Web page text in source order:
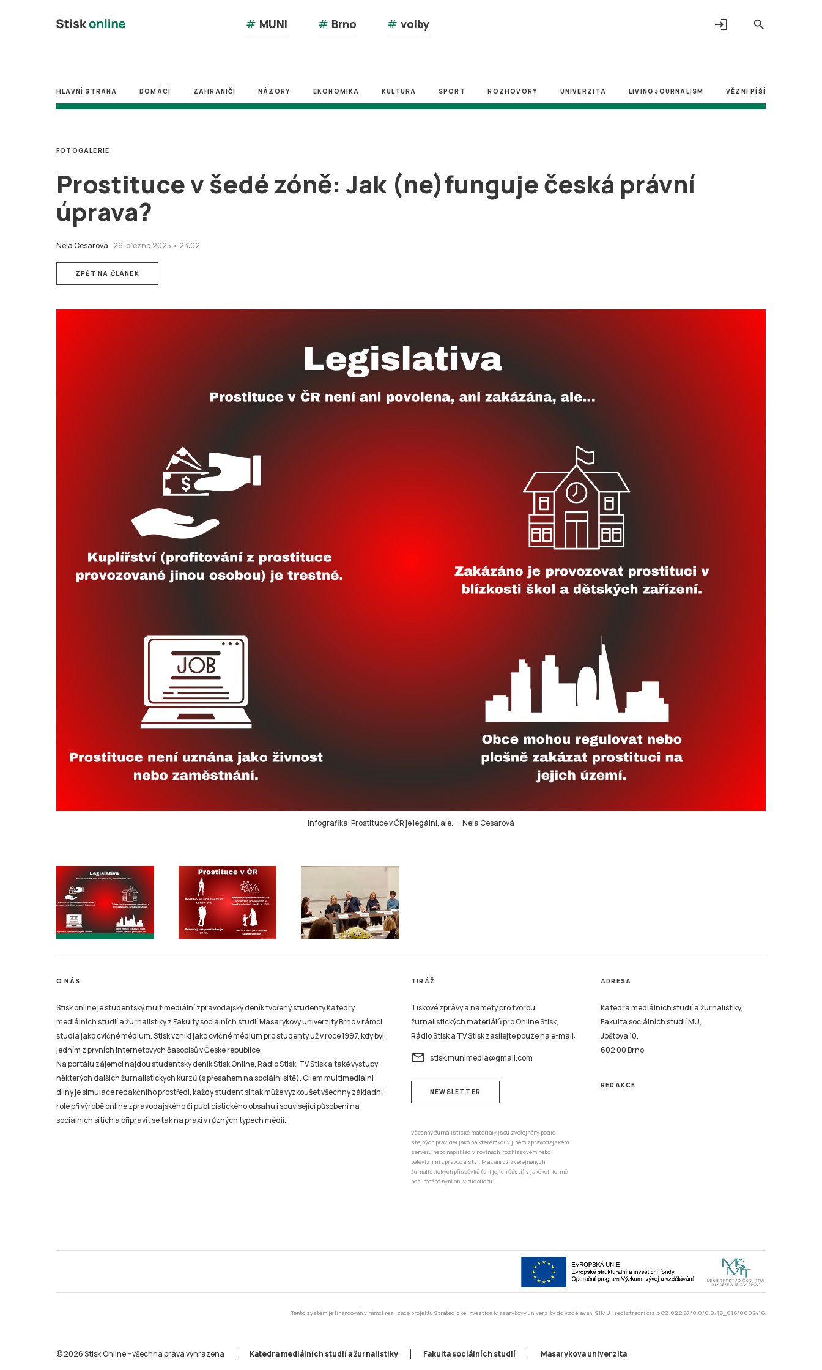
search
# MUNI # Brno # volby login
HLAVNÍ STRANA DOMÁCÍ ZAHRANIČÍ NÁZORY EKONOMIKA KULTURA SPORT ROZHOVORY UNIVERZITA LIVING JOURNALISM VĚZNI PÍŠÍ
Prostituce v šedé zóně: Jak (ne)funguje česká právní
úprava?
Nela Cesarová 26. března 2025 • 23:02
FOTOGALERIE
ZPĚT NA ČLÁNEK
Infografika: Prostituce v ČR je legální, ale...-Nela Cesarová
O NÁS
Stisk online je studentský multimediální zpravodajský deník tvořený studenty Katedry
mediálních studií a žurnalistiky z Fakulty sociálních studií Masarykovy univerzity Brno v rámci
studia jako cvičné médium. Stisk vznikl jako cvičné médium pro studenty už v roce 1997, kdy byl
jedním z prvních internetových časopisů v České republice.
Na portálu zájemci najdou studentský deník Stisk Online, Rádio Stisk, TV Stisk a také výstupy
některých dalších žurnalistických kurzů (s přesahem na sociální sítě). Cílem multimediální
dílny je simulace redakčního prostředí, každý student si tak může vyzkoušet všechny základní
role při výrobě online zpravodajského či publicistického obsahu i související působení na
sociálních sítích a připravit se tak na praxi v různých typech médií.
TIRÁŽ
Tiskové zprávy a náměty pro tvorbu
žurnalistických materiálů pro Online Stisk,
Rádio Stisk a TV Stisk zasílejte pouze na e-mail:
email stisk.munimedia@gmail.com
NEWSLETTER
Všechny žurnalistické materiály jsou zveřejněny podle
stejných pravidel jako na kterémkoliv jiném zpravodajském
serveru nebo například v novinách, rozhlasovém nebo
televizním zpravodajství. Mazání už zveřejněných
žurnalistických příspěvků (ani jejich částí) v jakékoli formě
není možné nyní ani v budoucnu.
ADRESA
Katedra mediálních studií a žurnalistiky,
Fakulta sociálních studií MU,
Joštova 10,
602 00 Brno
REDAKCE
Tento systém je financován v rámci realizace projektu Strategické investice Masarykovy univerzity do vzdělávání SIMU+ registrační číslo CZ.02.2.67/0.0/0.0/16_016/0002416.
© 2026 Stisk.Online – všechna práva vyhrazena Katedra mediálních studií a žurnalistiky Fakulta sociálních studií Masarykova univerzita